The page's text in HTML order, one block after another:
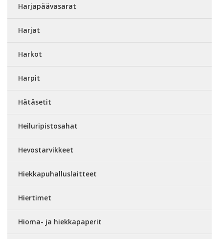
Harjapäävasarat
Harjat
Harkot
Harpit
Hätäsetit
Heiluripistosahat
Hevostarvikkeet
Hiekkapuhalluslaitteet
Hiertimet
Hioma- ja hiekkapaperit